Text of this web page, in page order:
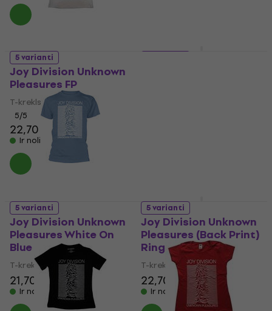
5 varianti
Joy Division Unknown
Pleasures FP
T-krekls
5/5
22,70 €
Ir noliktavā
5 varianti
Joy Division Unknown
Pleasures White On
Blue
T-krekls
21,70 €
Ir noliktavā
5 varianti
Joy Division Unknown
Pleasures (Back Print)
Ringer
T-krekls
22,70 €
Ir noliktavā